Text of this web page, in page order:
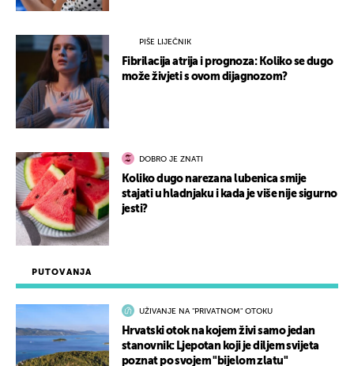
PUTOVANJA
UŽIVANJE NA "PRIVATNOM" OTOKU
Hrvatski otok na kojem živi samo jedan
stanovnik: Ljepotan koji je diljem svijeta
poznat po svojem "bijelom zlatu"
PIŠE LIJEČNIK
Fibrilacija atrija i prognoza: Koliko se dugo
može živjeti s ovom dijagnozom?
DOBRO JE ZNATI
Koliko dugo narezana lubenica smije
stajati u hladnjaku i kada je više nije sigurno
jesti?